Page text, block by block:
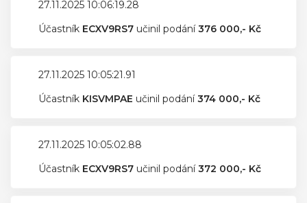
27.11.2025 10:06:19.28
Účastník ECXV9RS7 učinil podání376 000,- Kč
27.11.2025 10:05:21.91
Účastník KISVMPAE učinil podání374 000,- Kč
27.11.2025 10:05:02.88
Účastník ECXV9RS7 učinil podání372 000,- Kč